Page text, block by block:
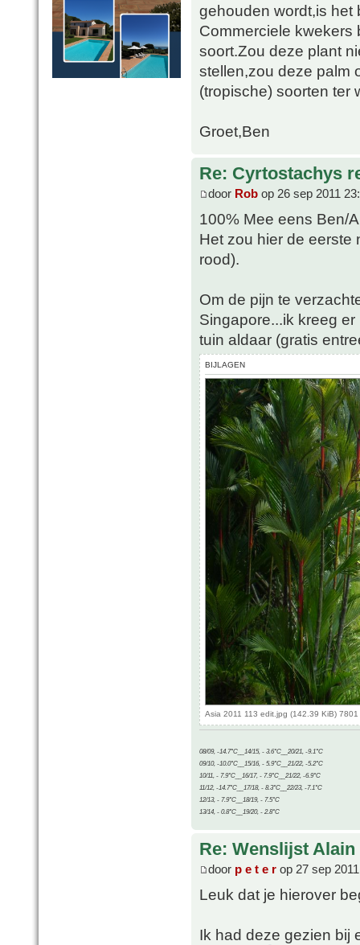
gehouden wordt,is het
Commerciele
soort.Zou deze plant
stellen,zou deze palm
(tropische) soorten ter
Groet,Ben
Re: Cyrtostachys
door Rob op 26 sep 2011
100% Mee eens Ben/
Het zou hier de eerste
rood).
Om de pijn te
Singapore...ik kreeg
tuin aldaar (gratis
BIJLAGEN
Asia 2011 113 edit.jpg (142.39 KiB)
08/09, -14.7°C__14/15, - 3.6°C__20/21, -9.1°C
09/10, -10.0°C__15/16, - 5.9°C__21/22, -5.2°C
10/11, - 7.9°C__16/17, - 7.9°C__21/22, -6.9°C
11/12, -14.7°C__17/18, - 8.3°C__22/23, -7.1°C
12/13, - 7.9°C__18/19, - 7.5°C
13/14, - 0.8°C__19/20, - 2.8°C
Re: Wenslijst Alain
door p e t e r op 27 sep
Leuk dat je hierover
Ik had deze gezien bij